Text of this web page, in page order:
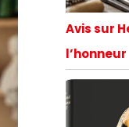
Avis sur
l’honneur